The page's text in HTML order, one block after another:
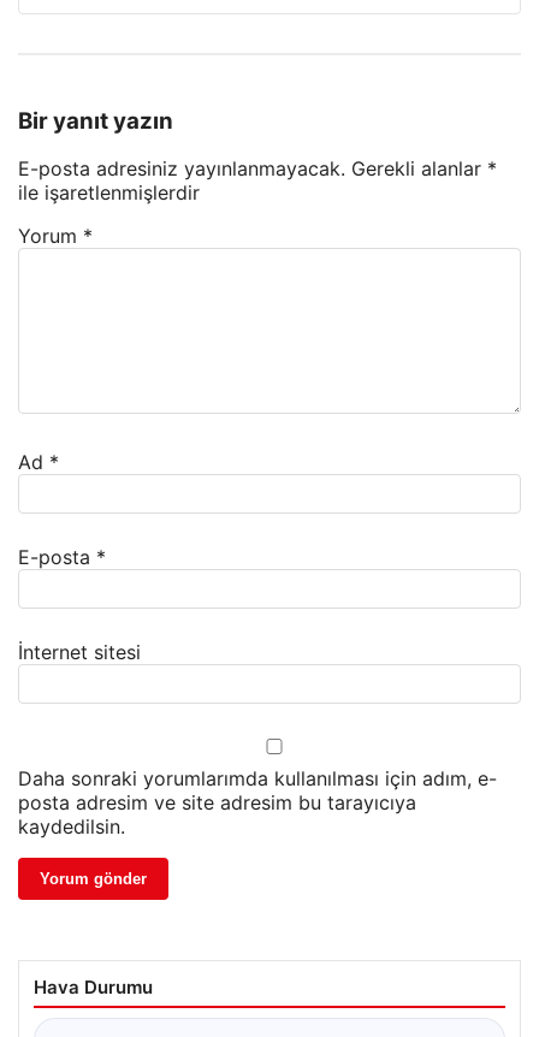
Bir yanıt yazın
E-posta adresiniz yayınlanmayacak. Gerekli alanlar *
ile işaretlenmişlerdir
Yorum *
Ad *
E-posta *
İnternet sitesi
Daha sonraki yorumlarımda kullanılması için adım, e-
posta adresim ve site adresim bu tarayıcıya
kaydedilsin.
Hava Durumu